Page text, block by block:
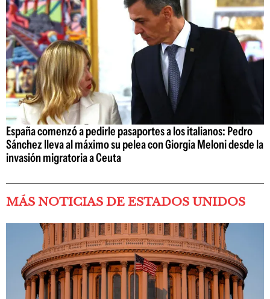
España comenzó a pedirle pasaportes a los italianos: Pedro
Sánchez lleva al máximo su pelea con Giorgia Meloni desde la
invasión migratoria a Ceuta
MÁS NOTICIAS DE ESTADOS UNIDOS